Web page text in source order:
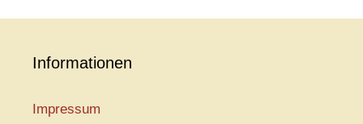
Informationen
Impressum